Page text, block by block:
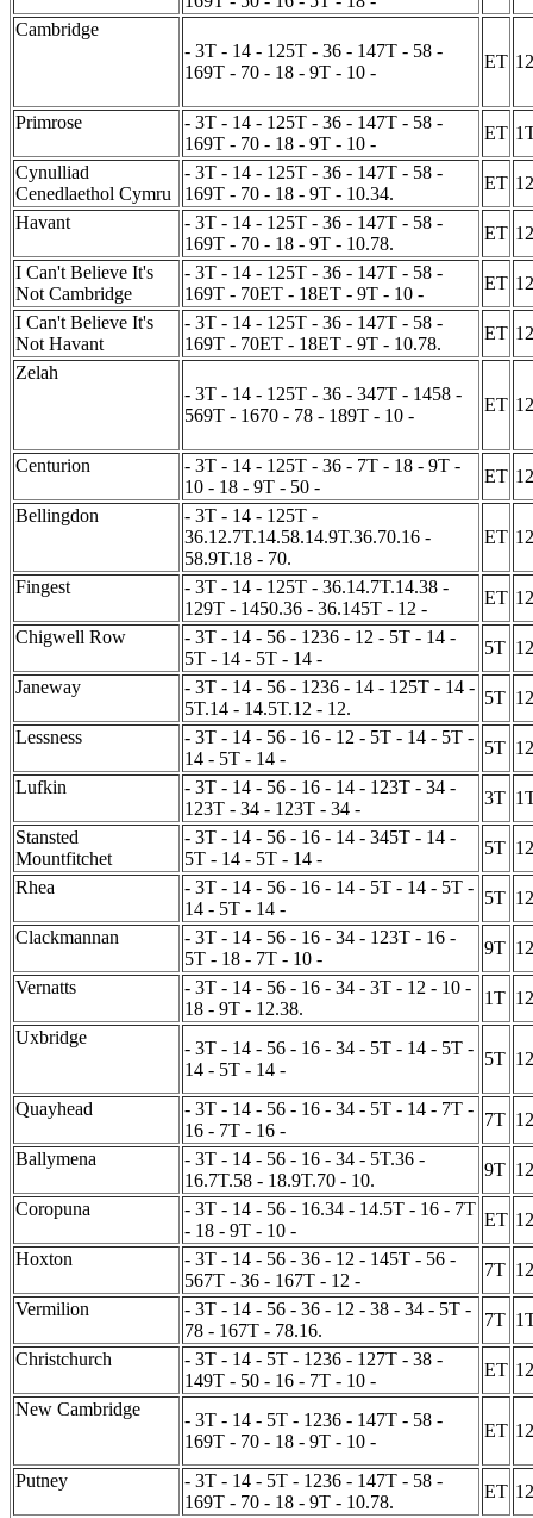
Cambridge
- 3T - 14 - 125T - 36 - 147T - 58 -
169T - 70 - 18 - 9T - 10 -
ET 12
Primrose
- 3T - 14 - 125T - 36 - 147T - 58 -
169T - 70 - 18 - 9T - 10 -
ET
Cynulliad
Cenedlaethol Cymru
- 3T - 14 - 125T - 36 - 147T - 58 -
169T - 70 - 18 - 9T - 10.34.
ET 12
Havant
- 3T - 14 - 125T - 36 - 147T - 58 -
169T - 70 - 18 - 9T - 10.78.
ET 12
I Can't Believe It's
Not Cambridge
- 3T - 14 - 125T - 36 - 147T - 58 -
169T - 70ET - 18ET - 9T - 10 -
ET 12
I Can't Believe It's
Not Havant
- 3T - 14 - 125T - 36 - 147T - 58 -
169T - 70ET - 18ET - 9T - 10.78.
ET 12
Zelah
- 3T - 14 - 125T - 36 - 347T - 1458 -
569T - 1670 - 78 - 189T - 10 -
ET 12
Centurion
- 3T - 14 - 125T - 36 - 7T - 18 - 9T -
10 - 18 - 9T - 50 -
ET 12
Bellingdon
- 3T - 14 - 125T -
36.12.7T.14.58.14.9T.36.70.16 -
58.9T.18 - 70.
ET 12
Fingest
- 3T - 14 - 125T - 36.14.7T.14.38 -
129T - 1450.36 - 36.145T - 12 -
ET 12
Chigwell Row
- 3T - 14 - 56 - 1236 - 12 - 5T - 14 -
5T - 14 - 5T - 14 -
5T 12
Janeway
- 3T - 14 - 56 - 1236 - 14 - 125T - 14 -
5T.14 - 14.5T.12 - 12.
5T 12
Lessness
- 3T - 14 - 56 - 16 - 12 - 5T - 14 - 5T -
14 - 5T - 14 -
5T 12
Lufkin
- 3T - 14 - 56 - 16 - 14 - 123T - 34 -
123T - 34 - 123T - 34 -
3T
Stansted
Mountfitchet
- 3T - 14 - 56 - 16 - 14 - 345T - 14 -
5T - 14 - 5T - 14 -
5T 12
Rhea
- 3T - 14 - 56 - 16 - 14 - 5T - 14 - 5T -
14 - 5T - 14 -
5T 12
Clackmannan
- 3T - 14 - 56 - 16 - 34 - 123T - 16 -
5T - 18 - 7T - 10 -
9T 12
Vernatts
- 3T - 14 - 56 - 16 - 34 - 3T - 12 - 10 -
18 - 9T - 12.38.
1T 12
Uxbridge
- 3T - 14 - 56 - 16 - 34 - 5T - 14 - 5T -
14 - 5T - 14 -
5T 12
Quayhead
- 3T - 14 - 56 - 16 - 34 - 5T - 14 - 7T -
16 - 7T - 16 -
7T 12
Ballymena
- 3T - 14 - 56 - 16 - 34 - 5T.36 -
16.7T.58 - 18.9T.70 - 10.
9T 12
Coropuna
- 3T - 14 - 56 - 16.34 - 14.5T - 16 - 7T
- 18 - 9T - 10 -
ET 12
Hoxton
- 3T - 14 - 56 - 36 - 12 - 145T - 56 -
567T - 36 - 167T - 12 -
7T 12
Vermilion
- 3T - 14 - 56 - 36 - 12 - 38 - 34 - 5T -
78 - 167T - 78.16.
7T
Christchurch
- 3T - 14 - 5T - 1236 - 127T - 38 -
149T - 50 - 16 - 7T - 10 -
ET 12
New Cambridge
- 3T - 14 - 5T - 1236 - 147T - 58 -
169T - 70 - 18 - 9T - 10 -
ET 12
Putney
- 3T - 14 - 5T - 1236 - 147T - 58 -
169T - 70 - 18 - 9T - 10.78.
ET 12